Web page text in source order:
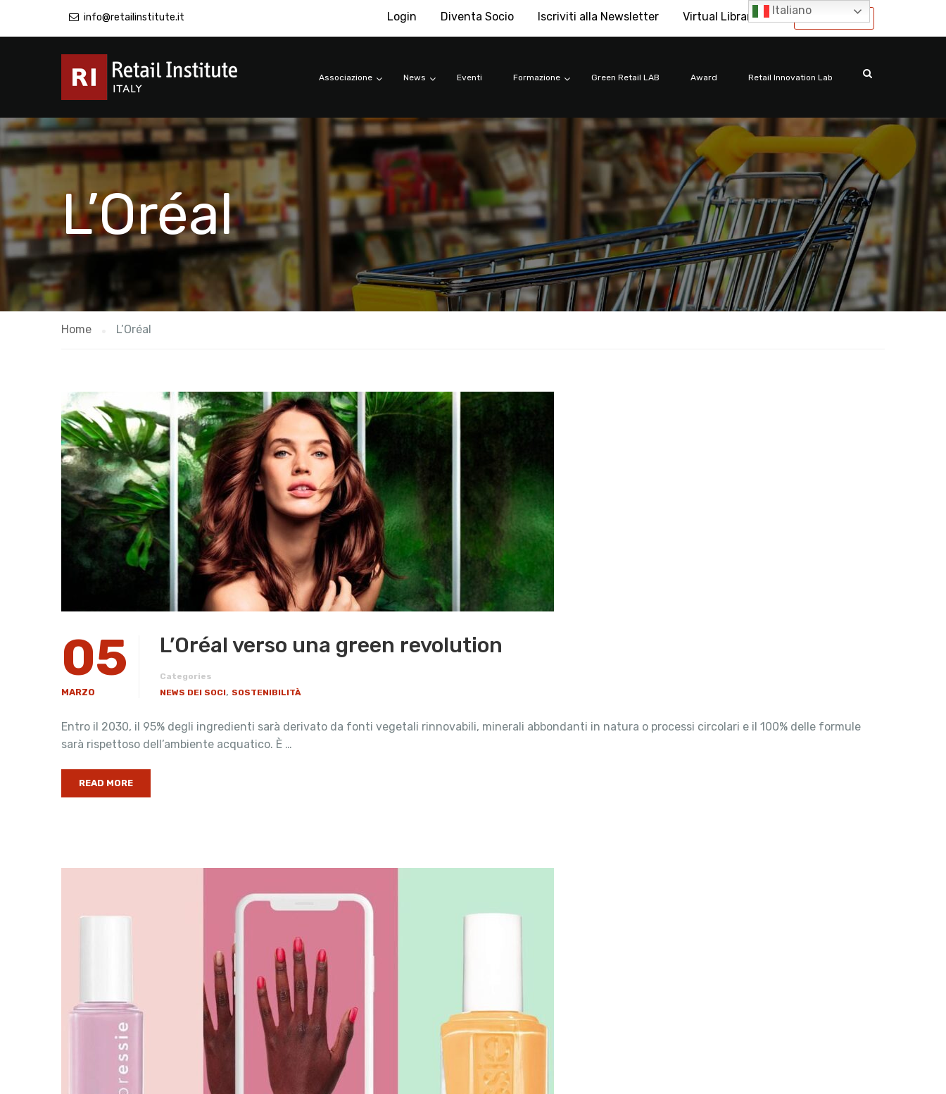
info@retailinstitute.it International
Login Diventa Socio Iscriviti alla Newsletter Virtual Library
Associazione News Eventi Formazione Green Retail LAB Award Retail Innovation Lab
L’Oréal
Home L’Oréal
05
MARZO
L’Oréal verso una green revolution
Categories
NEWS DEI SOCI, SOSTENIBILITÀ
Entro il 2030, il 95% degli ingredienti sarà derivato da fonti vegetali rinnovabili, minerali abbondanti in natura o processi circolari e il 100% delle formule
sarà rispettoso dell’ambiente acquatico. È …
READ MORE
Italiano